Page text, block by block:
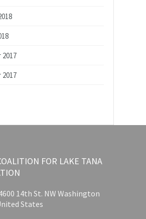
FOR LAKE TANA
14th St. NW Washington
States